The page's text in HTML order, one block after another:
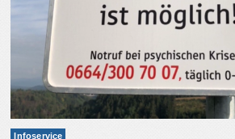
Infoservice